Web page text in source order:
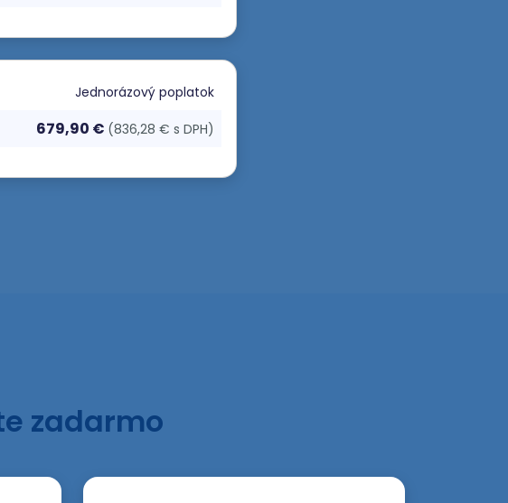
Jednorázový poplatok
679,90 € (836,28 € s DPH)
zadarmo